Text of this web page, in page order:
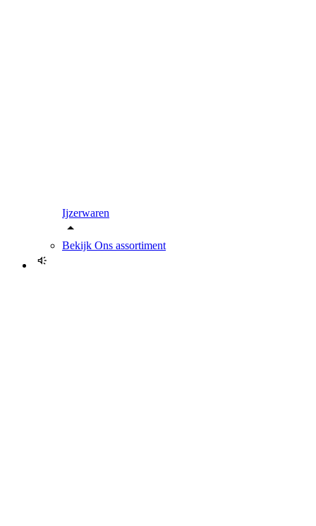
Ijzerwaren
Bekijk Ons assortiment